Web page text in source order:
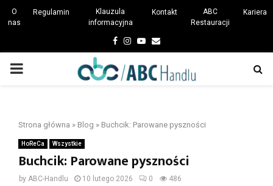
O
nas
Regulamin
Klauzula
informacyjna
Kontakt
ABC
Restauracji
Kariera
Facebook
Instagram
Youtube
Email
PRIMARY
Strona główna » Blog » Buchcik: Parowane pyszności
HoReCa Wszystkie
Buchcik: Parowane pyszności
by ABC-Handlu 10 lutego 2026 0 486